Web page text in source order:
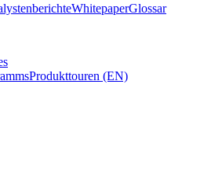
WhitepaperGlossar
Produkttouren (EN)